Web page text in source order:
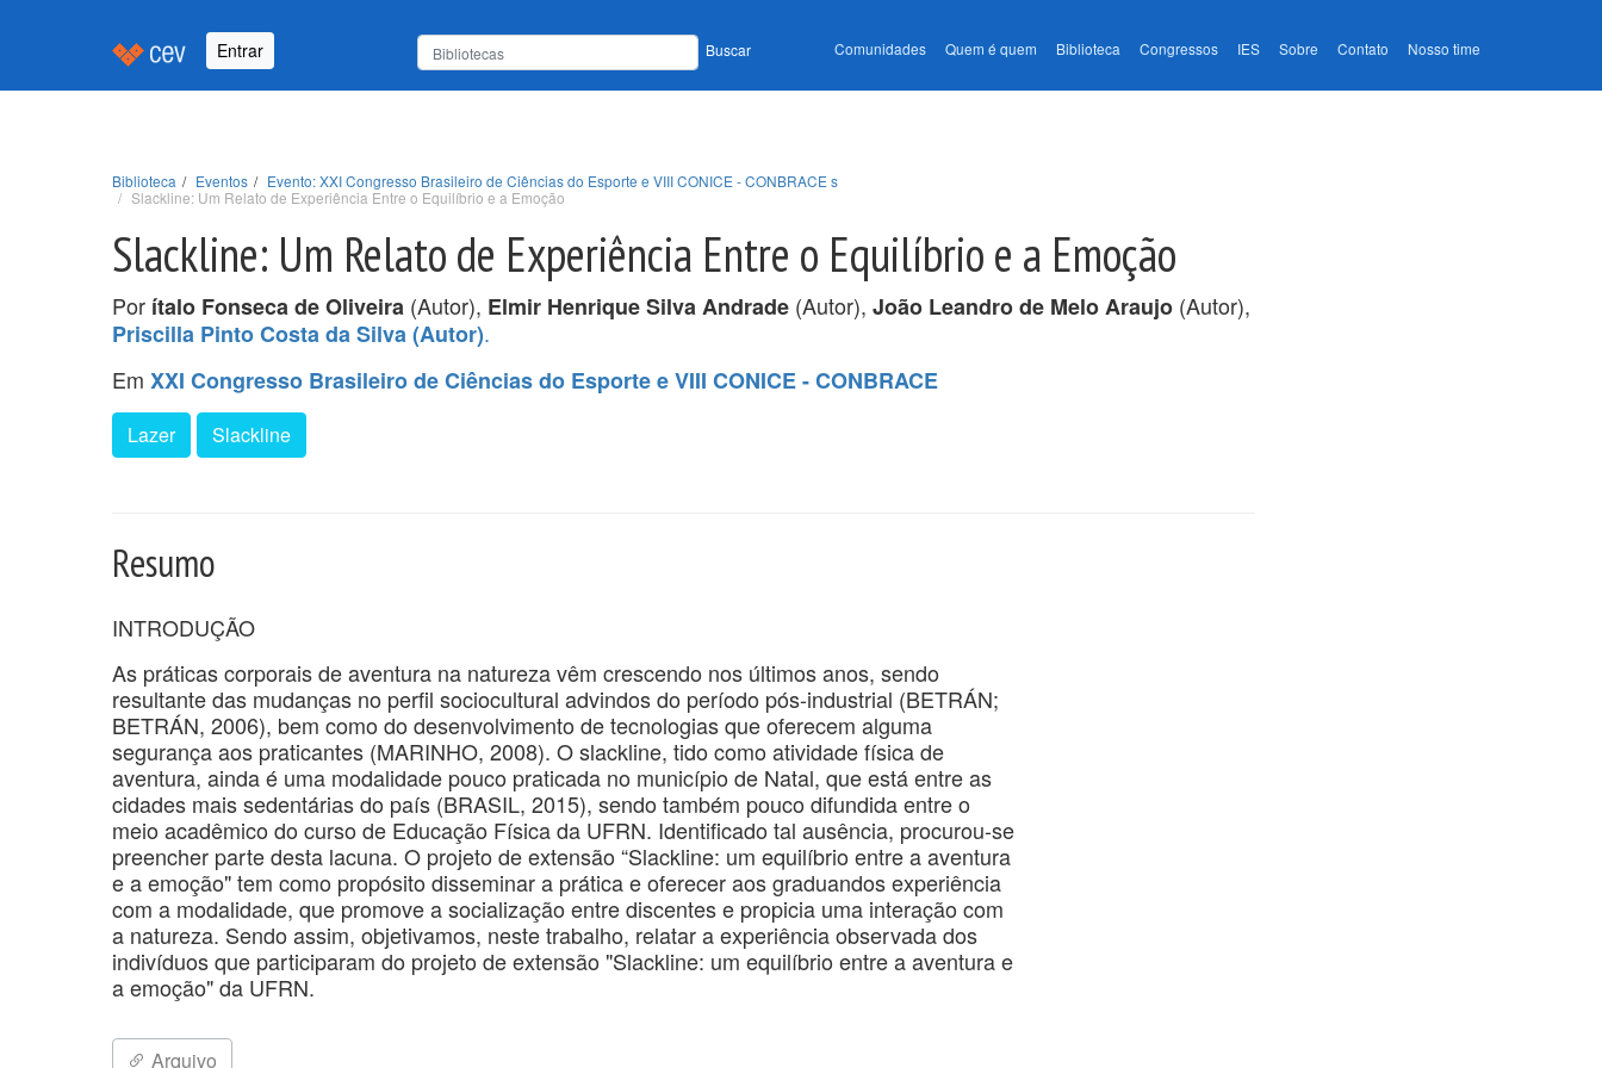
Entrar Buscar Comunidades Quem é quem Biblioteca Congressos IES Sobre Contato Nosso time
Biblioteca Eventos
Evento: XXI Congresso Brasileiro de Ciências do Esporte e VIII CONICE - CONBRACE s
Slackline: Um Relato de Experiência Entre o Equilíbrio e a Emoção
Slackline: Um Relato de Experiência Entre o Equilíbrio e a Emoção
Por ítalo Fonseca de Oliveira (Autor), Elmir Henrique Silva Andrade (Autor), João Leandro de Melo Araujo (Autor),
Priscilla Pinto Costa da Silva (Autor).
Em XXI Congresso Brasileiro de Ciências do Esporte e VIII CONICE - CONBRACE
Lazer Slackline
Resumo
INTRODUÇÃO
As práticas corporais de aventura na natureza vêm crescendo nos últimos anos, sendo
resultante das mudanças no perfil sociocultural advindos do período pós-industrial (BETRÁN;
BETRÁN, 2006), bem como do desenvolvimento de tecnologias que oferecem alguma
segurança aos praticantes (MARINHO, 2008). O slackline, tido como atividade física de
aventura, ainda é uma modalidade pouco praticada no município de Natal, que está entre as
cidades mais sedentárias do país (BRASIL, 2015), sendo também pouco difundida entre o
meio acadêmico do curso de Educação Física da UFRN. Identificado tal ausência, procurou-se
preencher parte desta lacuna. O projeto de extensão “Slackline: um equilíbrio entre a aventura
e a emoção" tem como propósito disseminar a prática e oferecer aos graduandos experiência
com a modalidade, que promove a socialização entre discentes e propicia uma interação com
a natureza. Sendo assim, objetivamos, neste trabalho, relatar a experiência observada dos
indivíduos que participaram do projeto de extensão "Slackline: um equilíbrio entre a aventura e
a emoção" da UFRN.
Arquivo